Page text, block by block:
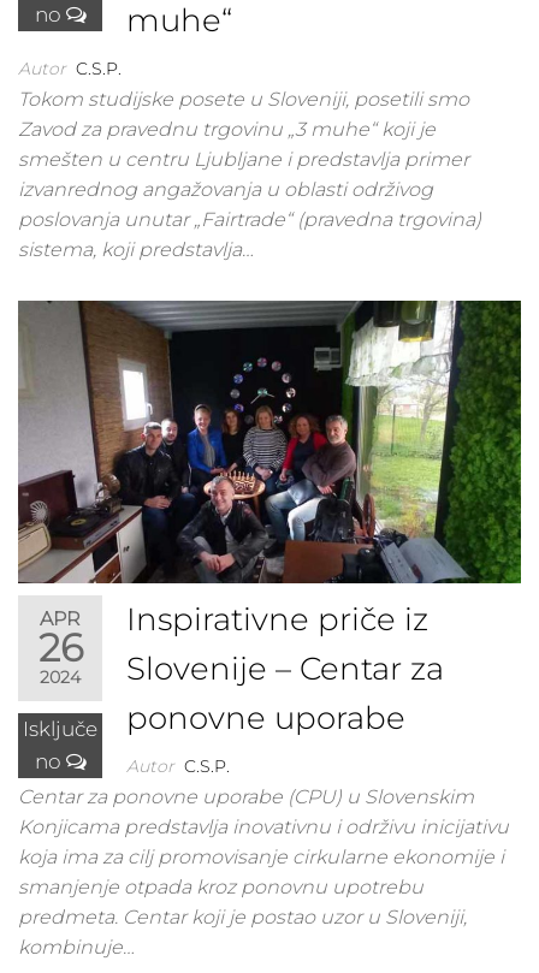
no
muhe“
Autor C.S.P.
Tokom studijske posete u Sloveniji, posetili smo
Zavod za pravednu trgovinu „3 muhe“ koji je
smešten u centru Ljubljane i predstavlja primer
izvanrednog angažovanja u oblasti održivog
poslovanja unutar „Fairtrade“ (pravedna trgovina)
sistema, koji predstavlja…
APR
26
2024
Isključe
no
Inspirativne priče iz
Slovenije – Centar za
ponovne uporabe
Autor C.S.P.
Centar za ponovne uporabe (CPU) u Slovenskim
Konjicama predstavlja inovativnu i održivu inicijativu
koja ima za cilj promovisanje cirkularne ekonomije i
smanjenje otpada kroz ponovnu upotrebu
predmeta. Centar koji je postao uzor u Sloveniji,
kombinuje…